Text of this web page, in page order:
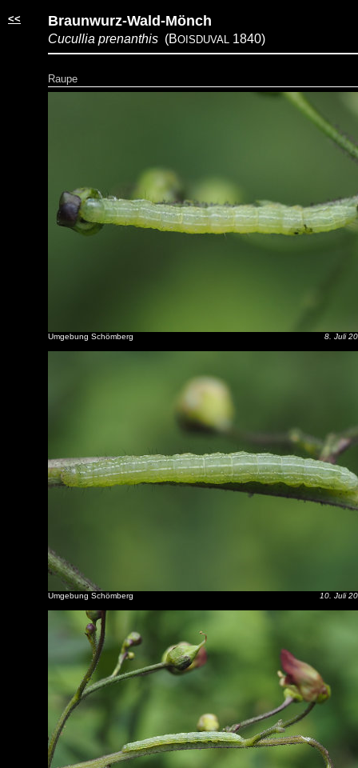
<< Braunwurz-Wald-Mönch
Cucullia prenanthis (BOISDUVAL 1840)
Raupe
Umgebung Schömberg 8. Juli
Umgebung Schömberg 10. Juli